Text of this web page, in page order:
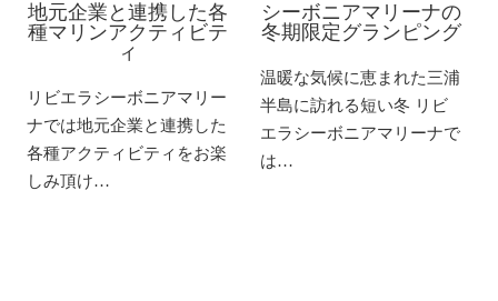
地元企業と連携した各
種マリンアクティビテ
ィ
リビエラシーボニアマリー
ナでは地元企業と連携した
各種アクティビティをお楽
しみ頂け…
シーボニアマリーナの
冬期限定グランピング
温暖な気候に恵まれた三浦
半島に訪れる短い冬 リビ
エラシーボニアマリーナで
は…